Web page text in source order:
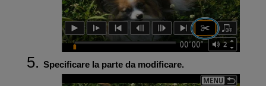
Specificare la parte da modificare.